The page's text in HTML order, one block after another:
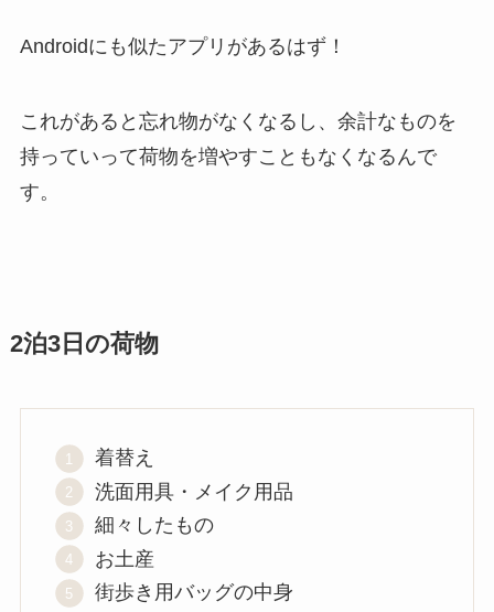
Androidにも似たアプリがあるはず！
これがあると忘れ物がなくなるし、余計なものを
持っていって荷物を増やすこともなくなるんで
す。
2泊3日の荷物
着替え
洗面用具・メイク用品
細々したもの
お土産
街歩き用バッグの中身